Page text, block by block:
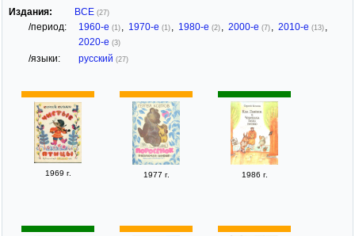
Издания: ВСЕ (27)
/период: 1960-е (1) , 1970-е (1) , 1980-е (2) , 2000-е (7) , 2010-е (13) ,
2020-е (3)
/языки: русский (27)
1969 г. 1977 г. 1986 г.